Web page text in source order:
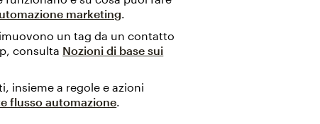
marketing.
un tag da un contatto
consulta Nozioni di base sui
insieme a regole e azioni
flusso automazione.